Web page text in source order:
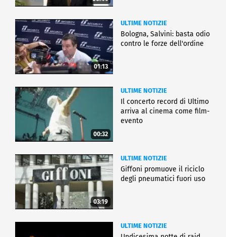
01:13
ULTIME NOTIZIE
Bologna, Salvini: basta odio
contro le forze dell'ordine
00:32
ULTIME NOTIZIE
Il concerto record di Ultimo
arriva al cinema come film-
evento
03:19
ULTIME NOTIZIE
Giffoni promuove il riciclo
degli pneumatici fuori uso
ULTIME NOTIZIE